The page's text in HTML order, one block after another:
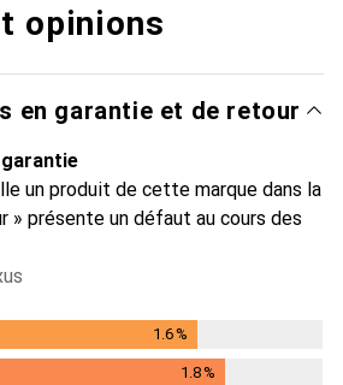
opinions
en garantie et de retour
un produit de cette marque dans la
» présente un défaut au cours des
1.6%
1.8%